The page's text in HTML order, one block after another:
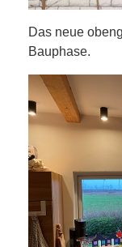
Das neue
Bauphase.